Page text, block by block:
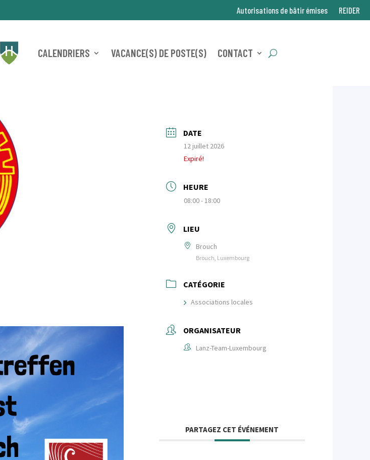
Autorisations de bâtir émises REIDER
CALENDRIERS VACANCE(S) DE POSTE(S) CONTACT
DATE
12 juillet 2026
Expiré!
HEURE
08:00 - 18:00
LIEU
Brouch
Brouch, Luxembourg
CATÉGORIE
Associations locales
ORGANISATEUR
Lanz-Team-Luxembourg
PARTAGEZ CET ÉVÉNEMENT